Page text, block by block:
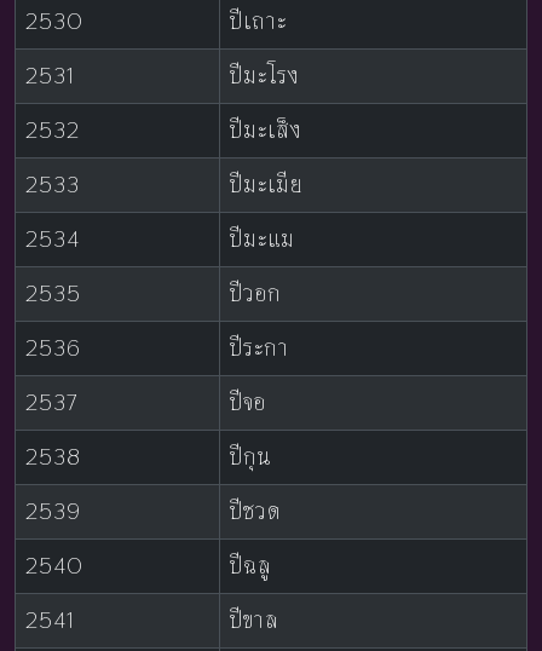
2530
ปีเถาะ
2531
ปีมะโรง
2532
ปีมะเส็ง
2533
ปีมะเมีย
2534
ปีมะแม
2535
ปีวอก
2536
ปีระกา
2537
ปีจอ
2538
ปีกุน
2539
ปีชวด
2540
ปีฉลู
2541
ปีขาล